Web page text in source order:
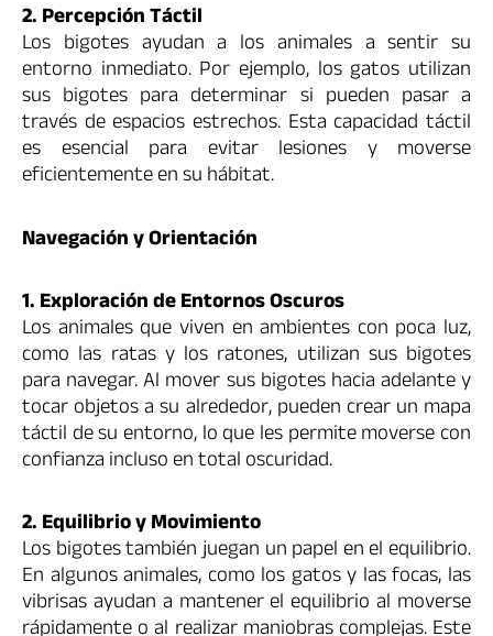
2. Percepción Táctil
Los bigotes ayudan a los animales a sentir su
entorno inmediato. Por ejemplo, los gatos utilizan
sus bigotes para determinar si pueden pasar a
través de espacios estrechos. Esta capacidad táctil
es esencial para evitar lesiones y moverse
eficientemente en su hábitat.
Navegación y Orientación
1. Exploración de Entornos Oscuros
Los animales que viven en ambientes con poca luz,
como las ratas y los ratones, utilizan sus bigotes
para navegar. Al mover sus bigotes hacia adelante y
tocar objetos a su alrededor, pueden crear un mapa
táctil de su entorno, lo que les permite moverse con
confianza incluso en total oscuridad.
2. Equilibrio y Movimiento
Los bigotes también juegan un papel en el equilibrio.
En algunos animales, como los gatos y las focas, las
vibrisas ayudan a mantener el equilibrio al moverse